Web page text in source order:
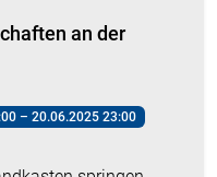
an der
– 20.06.2025 23:00